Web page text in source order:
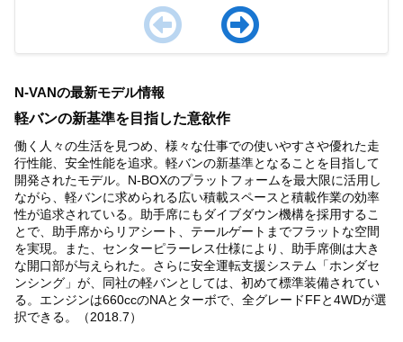
of
4
N-VANの最新モデル情報
軽バンの新基準を目指した意欲作
働く人々の生活を見つめ、様々な仕事での使いやすさや優れた走
行性能、安全性能を追求。軽バンの新基準となることを目指して
開発されたモデル。N-BOXのプラットフォームを最大限に活用し
ながら、軽バンに求められる広い積載スペースと積載作業の効率
性が追求されている。助手席にもダイブダウン機構を採用するこ
とで、助手席からリアシート、テールゲートまでフラットな空間
を実現。また、センターピラーレス仕様により、助手席側は大き
な開口部が与えられた。さらに安全運転支援システム「ホンダセ
ンシング」が、同社の軽バンとしては、初めて標準装備されてい
る。エンジンは660ccのNAとターボで、全グレードFFと4WDが選
択できる。（2018.7）